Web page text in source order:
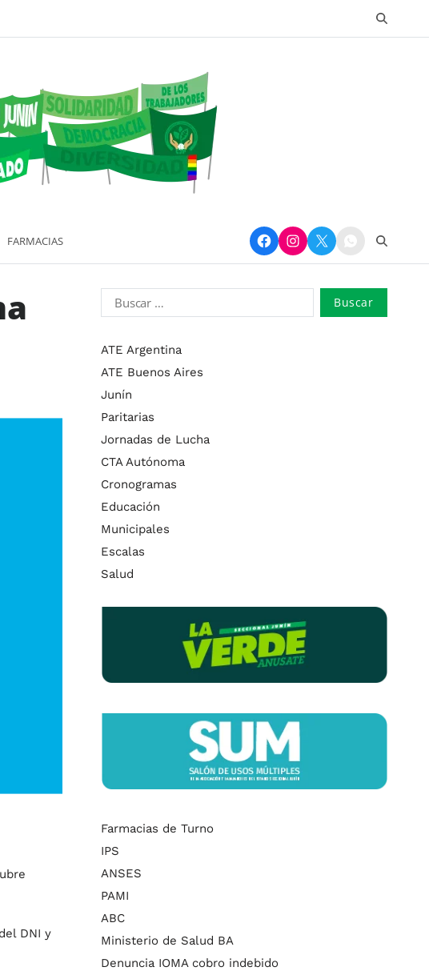
FARMACIAS
DNI y
ATE Argentina
ATE Buenos Aires
Junín
Paritarias
Jornadas de Lucha
CTA Autónoma
Cronogramas
Educación
Municipales
Escalas
Salud
Farmacias de Turno
IPS
ANSES
PAMI
ABC
Ministerio de Salud BA
Denuncia IOMA cobro indebido